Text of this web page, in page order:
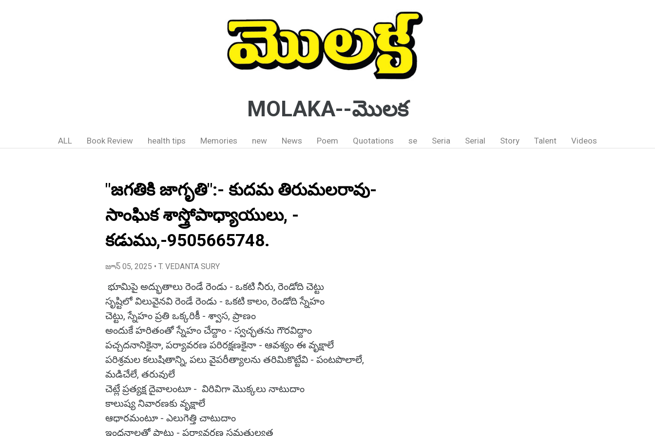
MOLAKA--మొలక
ALL Book Review health tips Memories new News Poem Quotations se Seria Serial Story Talent Videos
"జగతికి జాగృతి":- కుదమ తిరుమలరావు-
సాంఘిక శాస్త్రోపాధ్యాయులు, -
కడుము,-9505665748.
జూన్ 05, 2025 • T. VEDANTA SURY
భూమిపై అద్భుతాలు రెండే రెండు - ఒకటి నీరు, రెండోది చెట్టు
సృష్టిలో విలువైనవి రెండే రెండు - ఒకటి కాలం, రెండోది స్నేహం
చెట్టు, స్నేహం ప్రతి ఒక్కరికీ - శ్వాస, ప్రాణం
అందుకే హరితంతో స్నేహం చేద్దాం - స్వచ్ఛతను గౌరవిద్దాం
పచ్చదనానికైనా, పర్యావరణ పరిరక్షణకైనా - ఆవశ్యం ఈ వృక్షాలే
పరిశ్రమల కలుషితాన్ని, పలు వైపరీత్యాలను తరిమికొట్టేవి - పంటపొలాలే,
మడిచేలే, తరువులే
చెట్లే ప్రత్యక్ష దైవాలంటూ - విరివిగా మొక్కలు నాటుదాం
కాలుష్య నివారణకు వృక్షాలే
ఆధారమంటూ - ఎలుగెత్తి చాటుదాం
ఇంధనాలతో పాటు - పర్యావరణ సమతుల్యత